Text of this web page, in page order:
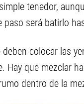
tenedor,
será batirlo
colocar las
Hay que mezclar
dentro de la